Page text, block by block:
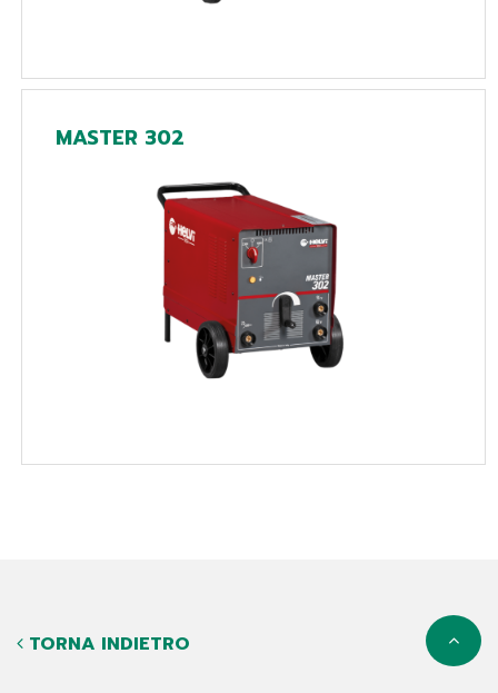
MASTER 302
TORNA INDIETRO